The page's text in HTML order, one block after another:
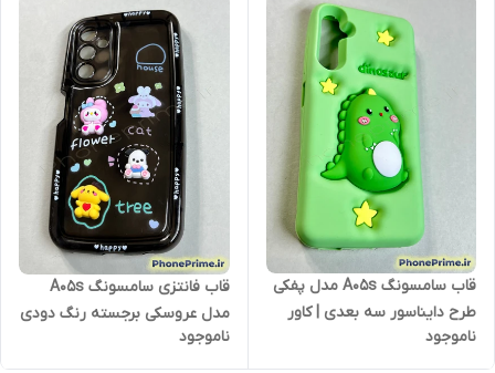
قاب سامسونگ A05s مدل پفکی
طرح دایناسور سه بعدی | کاور
فانتزی سبز دخترانه ضد ضربه
(نقد و اقساط)
ناموجود
قاب فانتزی سامسونگ A05s
مدل عروسکی برجسته رنگ دودی
(نقد و اقساط)
ناموجود